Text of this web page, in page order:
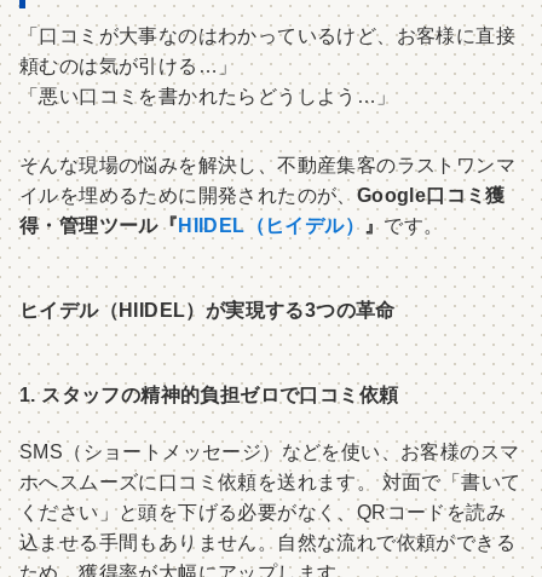
「口コミが大事なのはわかっているけど、お客様に直接
頼むのは気が引ける…」
「悪い口コミを書かれたらどうしよう…」
そんな現場の悩みを解決し、不動産集客のラストワンマ
イルを埋めるために開発されたのが、 Google口コミ獲
得・管理ツール『HIIDEL（ヒイデル） 』 です。
ヒイデル（HIIDEL）が実現する3つの革命
1. スタッフの精神的負担ゼロで口コミ依頼
SMS（ショートメッセージ）などを使い、お客様のスマ
ホへスムーズに口コミ依頼を送れます。 対面で「書いて
ください」と頭を下げる必要がなく、QRコードを読み
込ませる手間もありません。自然な流れで依頼ができる
ため、獲得率が大幅にアップします。